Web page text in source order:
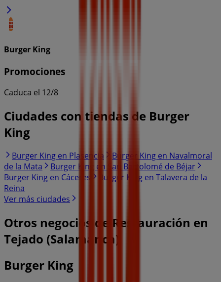
Burger King
Promociones
Caduca el 12/8
Ciudades con tiendas de Burger
King
Burger King en Plasencia
Burger King en Navalmoral
de la Mata
Burger King en San Bartolomé de Béjar
Burger King en Cáceres
Burger King en Talavera de la
Reina
Ver más ciudades
Otros negocios de Restauración en
Tejado (Salamanca)
Burger King